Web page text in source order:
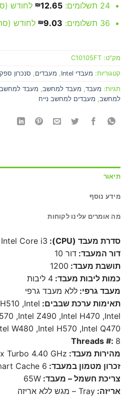
24 תשלומים:
₪12.65 לחודש
36 תשלומים:
₪9.03 לחודש
מק"ט: C10105FT
קטגוריות: מעבדי Intel , מעבדים, סנכרון
תגיות: מעבד, מעבד למחשב, מעבד למחשב
למחשב, מעבדים למחשב נייח
תיאור
מידע נוסף
מה אומרים עלינו לקוחות
סדרת מעבד (CPU):
Intel Core i3
דור המעבד: דור 10
תושבת מעבד: 1200
כמות ליבות מעבד: 4 ליבות
מעבד גרפי: ללא מעבד גרפי
תאימות ערכת שבבים: ,Intel
,Intel Z490 ,Intel H470 ,Intel
W480 ,Intel H570 ,Intel Q470
Threads #: 8
מהירות מעבד: Turbo 4.40 GHz
זכרון מטמון במעבד: 6 MB Intel® Smart Cache
צריכת חשמל – מעבד: 65W
אריזה: Tray – מגש ללא אריזה